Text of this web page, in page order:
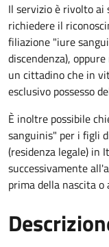
Il servizio è rivolto
richiedere il
filiazione "iure
discendenza),
un cittadino che in
esclusivo possesso
È inoltre possibile
sanguinis" per i figli
(residenza legale) in
successivamente
prima della nascita o